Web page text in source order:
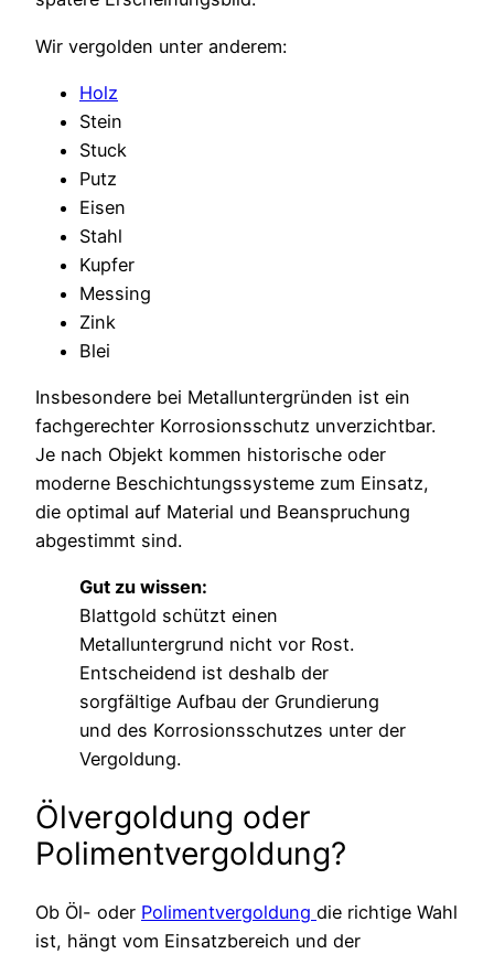
Wir vergolden unter anderem:
Holz
Stein
Stuck
Putz
Eisen
Stahl
Kupfer
Messing
Zink
Blei
Insbesondere bei Metalluntergründen ist ein
fachgerechter Korrosionsschutz unverzichtbar.
Je nach Objekt kommen historische oder
moderne Beschichtungssysteme zum Einsatz,
die optimal auf Material und Beanspruchung
abgestimmt sind.
Gut zu wissen:
Blattgold schützt einen
Metalluntergrund nicht vor Rost.
Entscheidend ist deshalb der
sorgfältige Aufbau der Grundierung
und des Korrosionsschutzes unter der
Vergoldung.
Ölvergoldung oder
Polimentvergoldung?
Ob Öl- oder Polimentvergoldung die richtige Wahl
ist, hängt vom Einsatzbereich und der